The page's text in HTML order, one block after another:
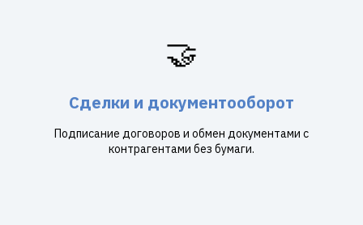
🤝
Сделки и документооборот
Подписание договоров и обмен документами с
контрагентами без бумаги.